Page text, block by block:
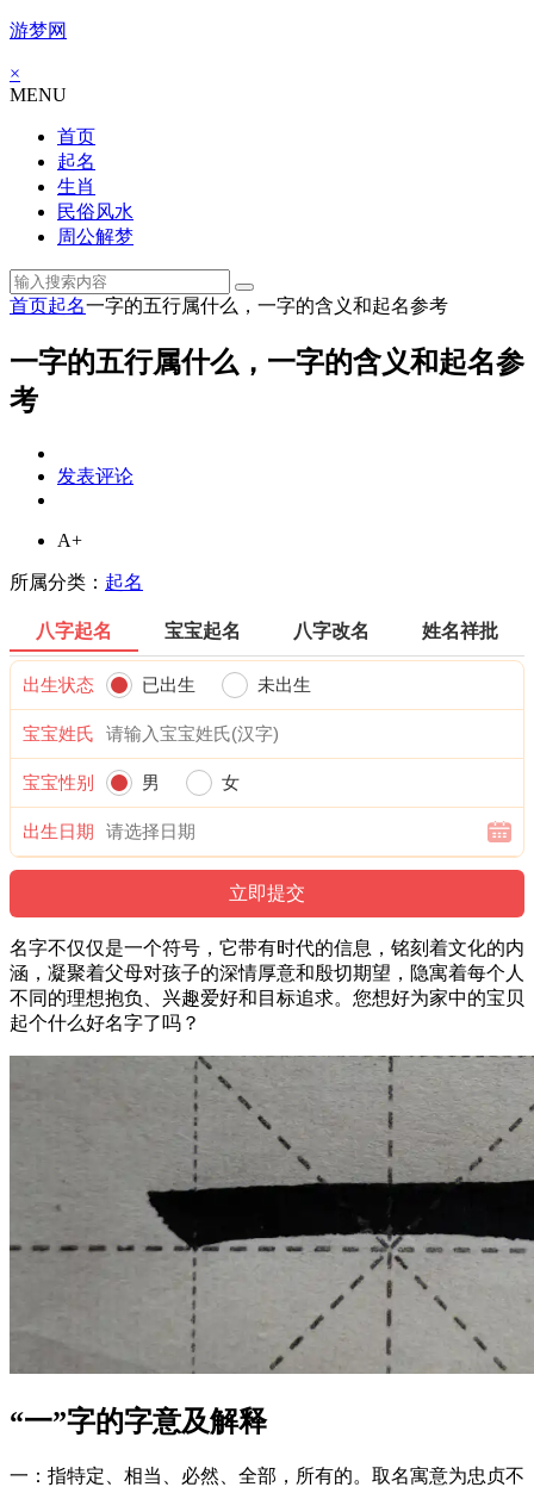
游梦网
×
MENU
首页
起名
生肖
民俗风水
周公解梦
首页起名一字的五行属什么，一字的含义和起名参考
一字的五行属什么，一字的含义和起名参
考
发表评论
A+
所属分类： 起名
八字起名 宝宝起名 八字改名 姓名祥批
出生状态 已出生 未出生
宝宝姓氏
宝宝性别 男 女
出生日期
名字不仅仅是一个符号，它带有时代的信息，铭刻着文化的内
涵，凝聚着父母对孩子的深情厚意和殷切期望，隐寓着每个人
不同的理想抱负、兴趣爱好和目标追求。您想好为家中的宝贝
起个什么好名字了吗？
“一”字的字意及解释
一：指特定、相当、必然、全部，所有的。取名寓意为忠贞不